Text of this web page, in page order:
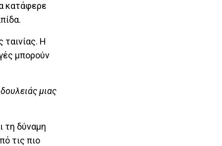
κατάφερε
Η
μπορούν
μιας
τη δύναμη
τις πιο